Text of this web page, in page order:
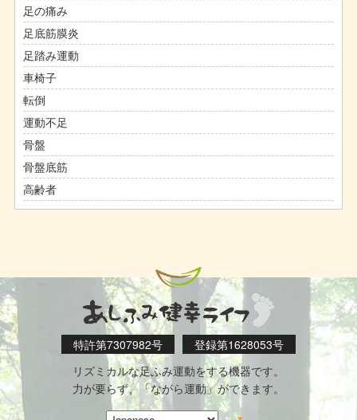
足の痛み
足底筋膜炎
足踏み運動
車椅子
転倒
運動不足
骨盤
骨盤底筋
高齢者
特許第7307982号
登録第1628053号
リズミカルな足ふみ運動をする機器です。
力が要らず、「ながら運動」ができます。